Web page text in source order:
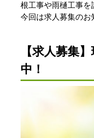
根工事や雨樋工事を
今回は求人募集のお
【求人募集
中！